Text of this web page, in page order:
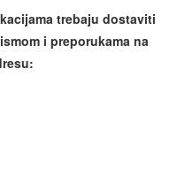
trebaju dostaviti
i preporukama na